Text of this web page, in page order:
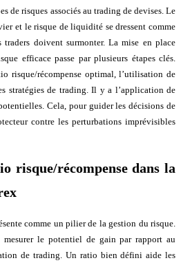
de risques associés au trading de devises. Le
et le risque de liquidité se dressent comme
doivent surmonter. La mise en place
efficace passe par plusieurs étapes clés.
risque/récompense optimal, l’utilisation de
stratégies de trading. Il y a l’application de
Cela, pour guider les décisions de
contre les perturbations imprévisibles
risque/récompense dans la
comme un pilier de la gestion du risque.
mesurer le potentiel de gain par rapport au
de trading. Un ratio bien défini aide les